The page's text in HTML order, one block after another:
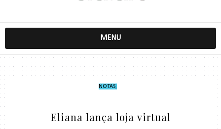
MENU
NOTAS,
Eliana lança loja virtual